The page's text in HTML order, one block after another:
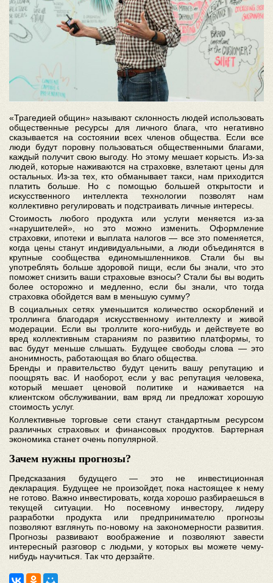
«Трагедией общин» называют склонность людей использовать
общественные ресурсы для личного блага, что негативно
сказывается на состоянии всех членов общества. Если все
люди будут поровну пользоваться общественными благами,
каждый получит свою выгоду. Но этому мешает корысть. Из-за
людей, которые наживаются на страховке, взлетают цены для
остальных. Из-за тех, кто обманывает такси, нам приходится
платить больше. Но с помощью большей открытости и
искусственного интеллекта технологии позволят нам
коллективно регулировать и подстраивать личные интересы.
Стоимость любого продукта или услуги меняется из-за
«нарушителей», но это можно изменить. Оформление
страховки, ипотеки и выплата налогов — все это поменяется,
когда цены станут индивидуальными, а люди объединятся в
крупные сообщества единомышленников. Стали бы вы
употреблять больше здоровой пищи, если бы знали, что это
поможет снизить ваши страховые взносы? Стали бы вы водить
более осторожно и медленно, если бы знали, что тогда
страховка обойдется вам в меньшую сумму?
В социальных сетях уменьшится количество оскорблений и
троллинга благодаря искусственному интеллекту и живой
модерации. Если вы троллите кого-нибудь и действуете во
вред коллективным стараниям по развитию платформы, то
вас будут меньше слышать. Будущее свободы слова — это
анонимность, работающая во благо общества.
Бренды и правительство будут ценить вашу репутацию и
поощрять вас. И наоборот, если у вас репутация человека,
который мешает ценовой политике и наживается на
клиентском обслуживании, вам вряд ли предложат хорошую
стоимость услуг.
Коллективные торговые сети станут стандартным ресурсом
различных страховых и финансовых продуктов. Бартерная
экономика станет очень популярной.
Зачем нужны прогнозы?
Предсказания будущего — это не инвестиционная
декларация. Будущее не произойдет, пока настоящее к нему
не готово. Важно инвестировать, когда хорошо разбираешься в
текущей ситуации. Но посевному инвестору, лидеру
разработки продукта или предпринимателю прогнозы
позволяют взглянуть по-новому на закономерности развития.
Прогнозы развивают воображение и позволяют завести
интересный разговор с людьми, у которых вы можете чему-
нибудь научиться. Так что дерзайте.